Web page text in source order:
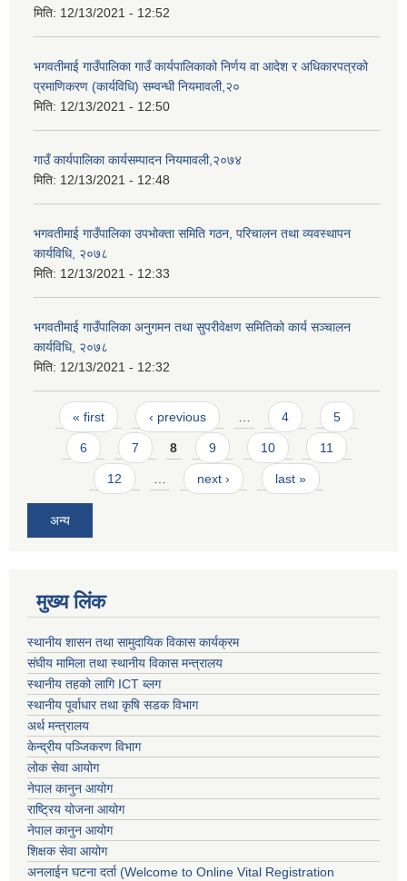
मिति: 12/13/2021 - 12:52
भगवतीमाई गाउँपालिका गाउँ कार्यपालिकाको निर्णय वा आदेश र अधिकारपत्रको
प्रमाणिकरण (कार्यविधि) सम्वन्धी नियमावली,२०
मिति: 12/13/2021 - 12:50
गाउँ कार्यपालिका कार्यसम्पादन नियमावली,२०७४
मिति: 12/13/2021 - 12:48
भगवतीमाई गाउँपालिका उपभोक्ता समिति गठन, परिचालन तथा व्यवस्थापन
कार्यविधि, २०७८
मिति: 12/13/2021 - 12:33
भगवतीमाई गाउँपालिका अनुगमन तथा सुपरीवेक्षण समितिको कार्य सञ्चालन
कार्यविधि, २०७८
मिति: 12/13/2021 - 12:32
Pages
« first ‹ previous 4 5
6 7 8 9 10 11
12 next › last »
अन्य
मुख्य लिंक
स्थानीय शासन तथा सामुदायिक विकास कार्यक्रम
संघीय मामिला तथा स्थानीय विकास मन्त्रालय
स्थानीय तहको लागि ICT ब्लग
स्थानीय पूर्वाधार तथा कृषि सडक विभाग
अर्थ मन्त्रालय
केन्द्रीय पञ्जिकरण विभाग
लोक सेवा आयोग
नेपाल कानुन आयोग
राष्ट्रिय योजना आयोग
नेपाल कानुन आयोग
शिक्षक सेवा आयोग
अनलाईन घटना दर्ता (Welcome to Online Vital Registration